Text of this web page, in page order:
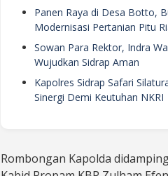
Panen Raya di Desa Botto,
Modernisasi Pertanian Pitu
Sowan Para Rektor, Indra
Wujudkan Sidrap Aman
Kapolres Sidrap Safari
Sinergi Demi Keutuhan NKRI
Rombongan Kapolda